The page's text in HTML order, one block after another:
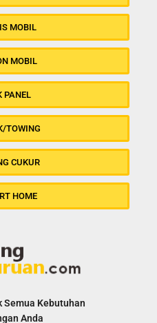
MOBIL
MOBIL
PANEL
TOWING
CUKUR
HOME
Semua Kebutuhan
Anda